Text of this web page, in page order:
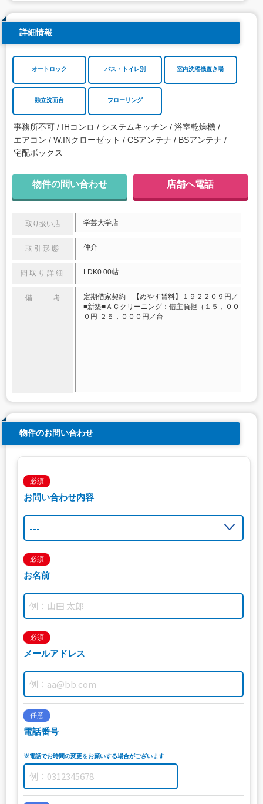
詳細情報
オートロック バス・トイレ別 室内洗濯機置き場
独立洗面台 フローリング
事務所不可 IHコンロ システムキッチン
浴室乾燥機
エアコン
W.INクローゼット CSアンテナ
BSアンテナ
宅配ボックス
物件の問い合わせ 店舗へ電話
取り扱い店 学芸大学店
取引形態 仲介
間取り詳細 LDK0.00帖
備 考
定期借家契約 【めやす賃料】１９２２０９円／
■新築■ＡＣクリーニング：借主負担（１５，００
０円‐２５，０００円／台
物件のお問い合わせ
必須
お問い合わせ内容
必須
お名前
必須
メールアドレス
任意
電話番号
※電話でお時間の変更をお願いする場合がございます